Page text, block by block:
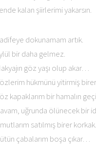
kalan şiirlerimi yakarsın.
dokunamam artık.
bir daha gelmez.
göz yaşı olup akar…
hükmünü yitirmiş
kapaklarım bir hamalın
uğrunda ölünecek bir
satılmış birer korkak.
çabalarım boşa çıkar…